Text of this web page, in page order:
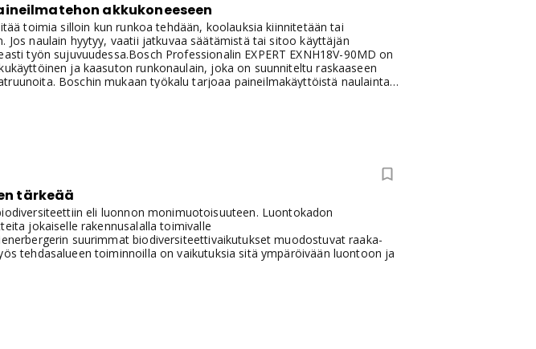
akkukoneeseen
toimia silloin kun runkoa tehdään, koolauksia kiinnitetään tai
Jos naulain hyytyy, vaatii jatkuvaa säätämistä tai sitoo käyttäjän
työn sujuvuudessa.Bosch Professionalin EXPERT EXNH18V-90MD on
ja kaasuton runkonaulain, joka on suunniteltu raskaaseen
Boschin mukaan työkalu tarjoaa paineilmakäyttöistä naulainta
tärkeää
eli luonnon monimuotoisuuteen. Luontokadon
jokaiselle rakennusalalla toimivalle
suurimmat biodiversiteettivaikutukset muodostuvat raaka-
tehdasalueen toiminnoilla on vaikutuksia sitä ympäröivään luontoon ja